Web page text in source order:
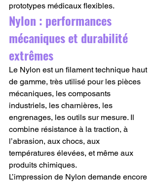
prototypes médicaux flexibles.
Nylon : performances
mécaniques et durabilité
extrêmes
Le Nylon est un filament technique haut
de gamme, très utilisé pour les pièces
mécaniques, les composants
industriels, les charnières, les
engrenages, les outils sur mesure. Il
combine résistance à la traction, à
l’abrasion, aux chocs, aux
températures élevées, et même aux
produits chimiques.
L’impression de Nylon demande encore